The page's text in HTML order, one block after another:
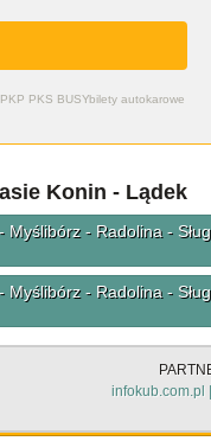
PKS BUSYbilety autokarowe
Konin - Lądek
- Radolina -
- Radolina -
infokub.com.pl